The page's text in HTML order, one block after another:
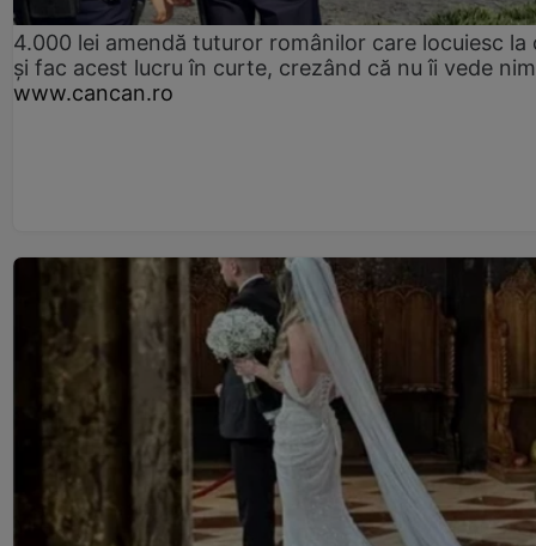
4.000 lei amendă tuturor românilor care locuiesc la
și fac acest lucru în curte, crezând că nu îi vede
www.cancan.ro